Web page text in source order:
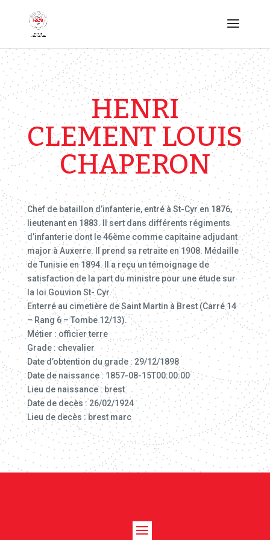
HENRI
CLEMENT LOUIS
CHAPERON
Chef de bataillon d’infanterie, entré à St-Cyr en 1876,
lieutenant en 1883. Il sert dans différents régiments
d’infanterie dont le 46ème comme capitaine adjudant
major à Auxerre. Il prend sa retraite en 1908. Médaille
de Tunisie en 1894. Il a reçu un témoignage de
satisfaction de la part du ministre pour une étude sur
la loi Gouvion St- Cyr.
Enterré au cimetière de Saint Martin à Brest (Carré 14
– Rang 6 – Tombe 12/13).
Métier : officier terre
Grade : chevalier
Date d’obtention du grade : 29/12/1898
Date de naissance : 1857-08-15T00:00:00
Lieu de naissance : brest
Date de decès : 26/02/1924
Lieu de decès : brest marc